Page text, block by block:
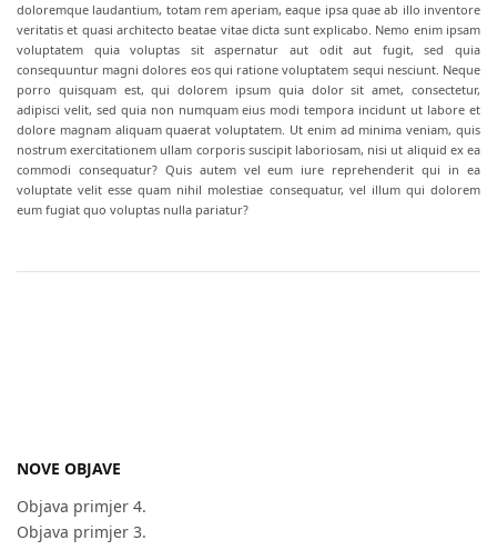
doloremque laudantium, totam rem aperiam, eaque ipsa quae ab illo inventore
veritatis et quasi architecto beatae vitae dicta sunt explicabo. Nemo enim ipsam
voluptatem quia voluptas sit aspernatur aut odit aut fugit, sed quia
consequuntur magni dolores eos qui ratione voluptatem sequi nesciunt. Neque
porro quisquam est, qui dolorem ipsum quia dolor sit amet, consectetur,
adipisci velit, sed quia non numquam eius modi tempora incidunt ut labore et
dolore magnam aliquam quaerat voluptatem. Ut enim ad minima veniam, quis
nostrum exercitationem ullam corporis suscipit laboriosam, nisi ut aliquid ex ea
commodi consequatur? Quis autem vel eum iure reprehenderit qui in ea
voluptate velit esse quam nihil molestiae consequatur, vel illum qui dolorem
eum fugiat quo voluptas nulla pariatur?
NOVE OBJAVE
Objava primjer 4.
Objava primjer 3.